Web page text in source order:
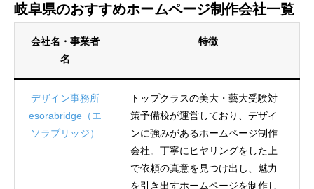
岐阜県のおすすめホームページ制作会社一覧
会社名・事業者
名
特徴
デザイン事務所
esorabridge（エ
ソラブリッジ）
トップクラスの美大・藝大受験対
策予備校が運営しており、デザイ
ンに強みがあるホームページ制作
会社。丁寧にヒヤリングをした上
で依頼の真意を見つけ出し、魅力
を引き出すホームページを制作し